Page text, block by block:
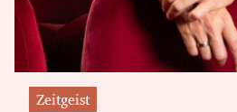
Zeitgeist